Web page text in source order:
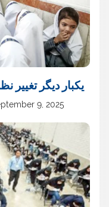
یک‏بار دیگر
9, 2025